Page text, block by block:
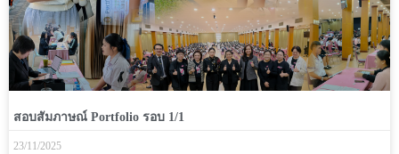
สอบสัมภาษณ์ Portfolio รอบ 1/1
23/11/2025